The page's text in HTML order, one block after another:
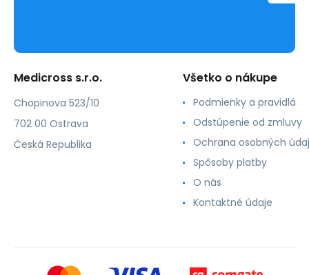
Medicross s.r.o.
Chopinova 523/10
702 00 Ostrava
Česká Republika
Všetko o nákupe
Podmienky a pravidlá
Odstúpenie od zmluvy
Ochrana osobných
Spôsoby platby
O nás
Kontaktné údaje